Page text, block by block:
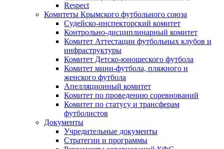
Respect
Комитеты Крымского футбольного союза
Судейско-инспекторский комитет
Контрольно-дисциплинарный комитет
Комитет Аттестации футбольных клубов и
инфраструктуры
Комитет Детско-юношеского футбола
Комитет мини-футбола, пляжного и
женского футбола
Апелляционный комитет
Комитет по проведению соревнований
Комитет по статусу и трансферам
футболистов
Документы
Учредительные документы
Стратегии и программы